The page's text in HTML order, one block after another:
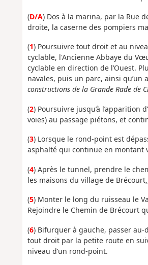
(D/A) Dos à la marina, par la Rue
droite, la caserne des pompiers
(1) Poursuivre tout droit et au
cyclable, l'Ancienne Abbaye du
cyclable en direction de l’Ouest.
navales, puis un parc, ainsi qu’un
constructions de la Grande Rade de
(2) Poursuivre jusqu’à l’apparition
voies) au passage piétons, et
(3) Lorsque le rond-point est
asphalté qui continue en montant
(4) Après le tunnel, prendre le
les maisons du village de
(5) Monter le long du ruisseau le
Rejoindre le Chemin de Brécourt
(6) Bifurquer à gauche, passer
tout droit par la petite route en
niveau d’un rond-point.